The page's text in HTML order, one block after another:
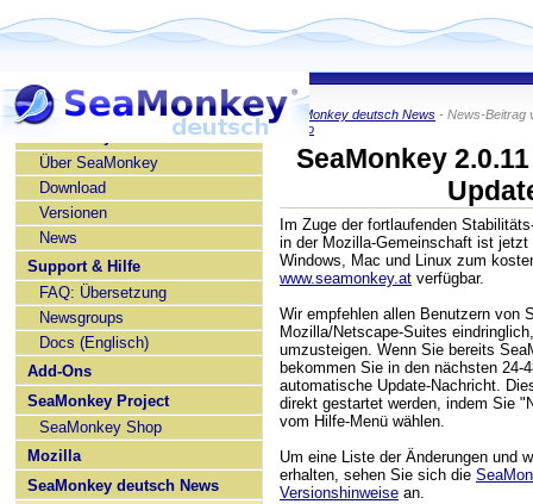
SeaMonkey deutsch
Über SeaMonkey
Download
Versionen
News
Support & Hilfe
FAQ: Übersetzung
Newsgroups
Docs (Englisch)
Add-Ons
SeaMonkey Project
SeaMonkey Shop
Mozilla
SeaMonkey deutsch News
SeaMonkey deutsch News - News-Beitrag
KaiRo
SeaMonkey
Im Zuge der fortlaufenden
in der Mozilla-Gemeinschaft ist jetzt
Windows, Mac und Linux zum
www.seamonkey.at verfügbar.
Wir empfehlen allen Benutzern von
Mozilla/Netscape-Suites
umzusteigen. Wenn Sie bereits
bekommen Sie in den nächsten 24-
automatische Update-Nachricht.
direkt gestartet werden, indem Sie
vom Hilfe-Menü wählen.
Um eine Liste der Änderungen und
erhalten, sehen Sie sich die
Versionshinweise an.